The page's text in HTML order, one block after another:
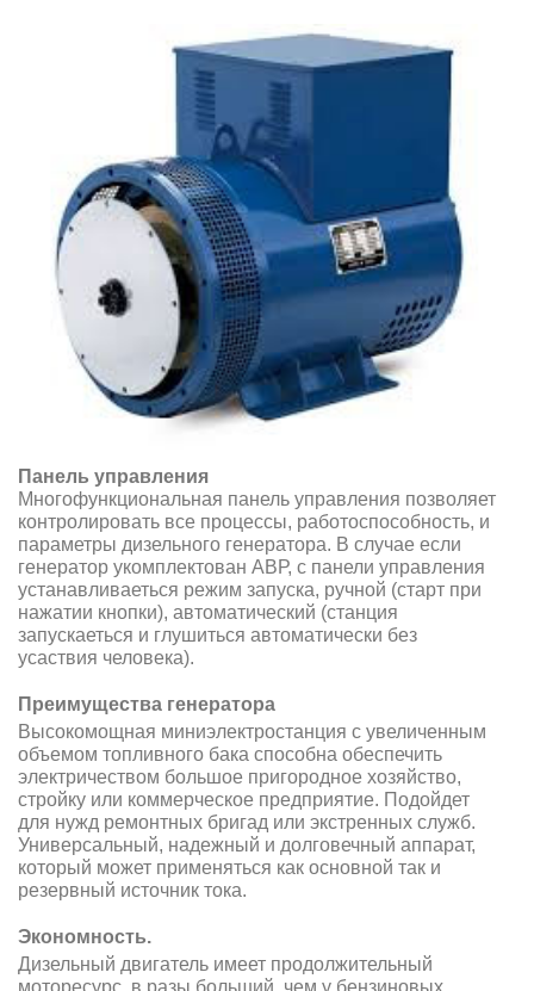
Панель управления
Многофункциональная панель управления позволяет
контролировать все процессы, работоспособность, и
параметры дизельного генератора. В случае если
генератор укомплектован АВР, с панели управления
устанавливаеться режим запуска, ручной (старт при
нажатии кнопки), автоматический (станция
запускаеться и глушиться автоматически без
усаствия человека).
Преимущества генератора
Высокомощная миниэлектростанция с увеличенным
объемом топливного бака способна обеспечить
электричеством большое пригородное хозяйство,
стройку или коммерческое предприятие. Подойдет
для нужд ремонтных бригад или экстренных служб.
Универсальный, надежный и долговечный аппарат,
который может применяться как основной так и
резервный источник тока.
Экономность.
Дизельный двигатель имеет продолжительный
моторесурс, в разы больший, чем у бензиновых